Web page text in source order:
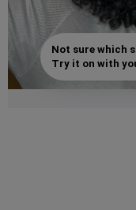
Not sure which
Try it on with